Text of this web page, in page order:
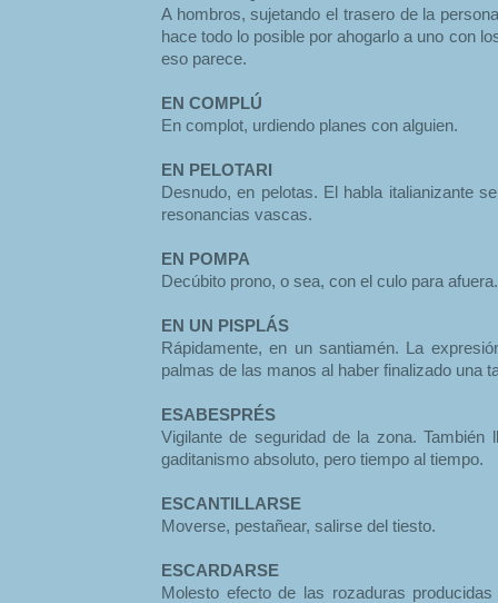
A hombros, sujetando el trasero de la
hace todo lo posible por ahogarlo a uno con
eso parece.
EN COMPLÚ
En complot, urdiendo planes con alguien.
EN PELOTARI
Desnudo, en pelotas. El habla italianizante
resonancias vascas.
EN POMPA
Decúbito prono, o sea, con el culo para afuera.
EN UN PISPLÁS
Rápidamente, en un santiamén. La
palmas de las manos al haber finalizado una
ESABESPRÉS
Vigilante de seguridad de la zona. También
gaditanismo absoluto, pero tiempo al tiempo.
ESCANTILLARSE
Moverse, pestañear, salirse del tiesto.
ESCARDARSE
Molesto efecto de las rozaduras